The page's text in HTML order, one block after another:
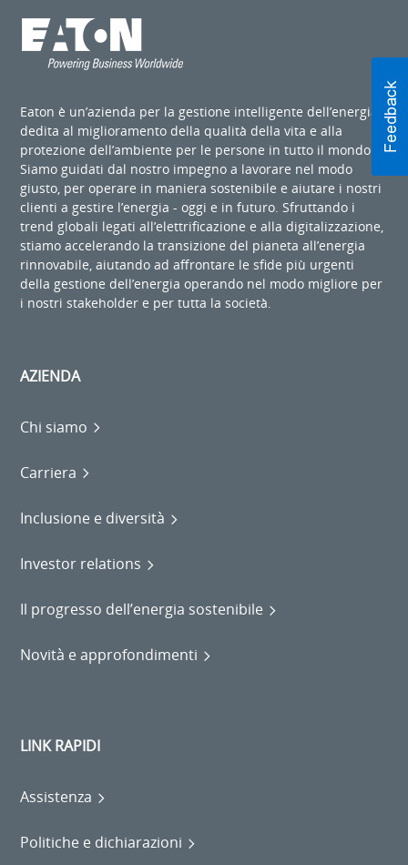
Eaton è un’azienda per la gestione intelligente dell’energia
dedita al miglioramento della qualità della vita e alla
protezione dell’ambiente per le persone in tutto il mondo.
Siamo guidati dal nostro impegno a lavorare nel modo
giusto, per operare in maniera sostenibile e aiutare i nostri
clienti a gestire l’energia - oggi e in futuro. Sfruttando i
trend globali legati all’elettrificazione e alla digitalizzazione,
stiamo accelerando la transizione del pianeta all’energia
rinnovabile, aiutando ad affrontare le sfide più urgenti
della gestione dell’energia operando nel modo migliore per
i nostri stakeholder e per tutta la società.
AZIENDA
Chi siamo
Carriera
Inclusione e diversità
Investor relations
Il progresso dell’energia sostenibile
Novità e approfondimenti
LINK RAPIDI
Assistenza
Politiche e dichiarazioni